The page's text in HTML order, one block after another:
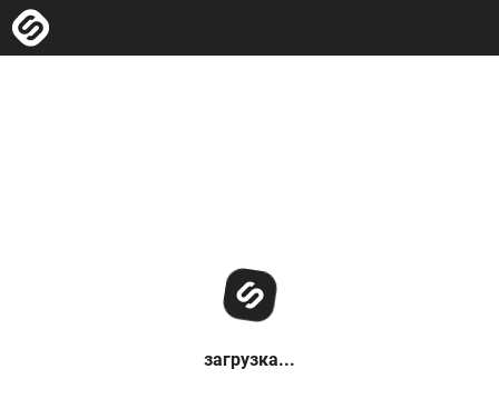
загрузка...